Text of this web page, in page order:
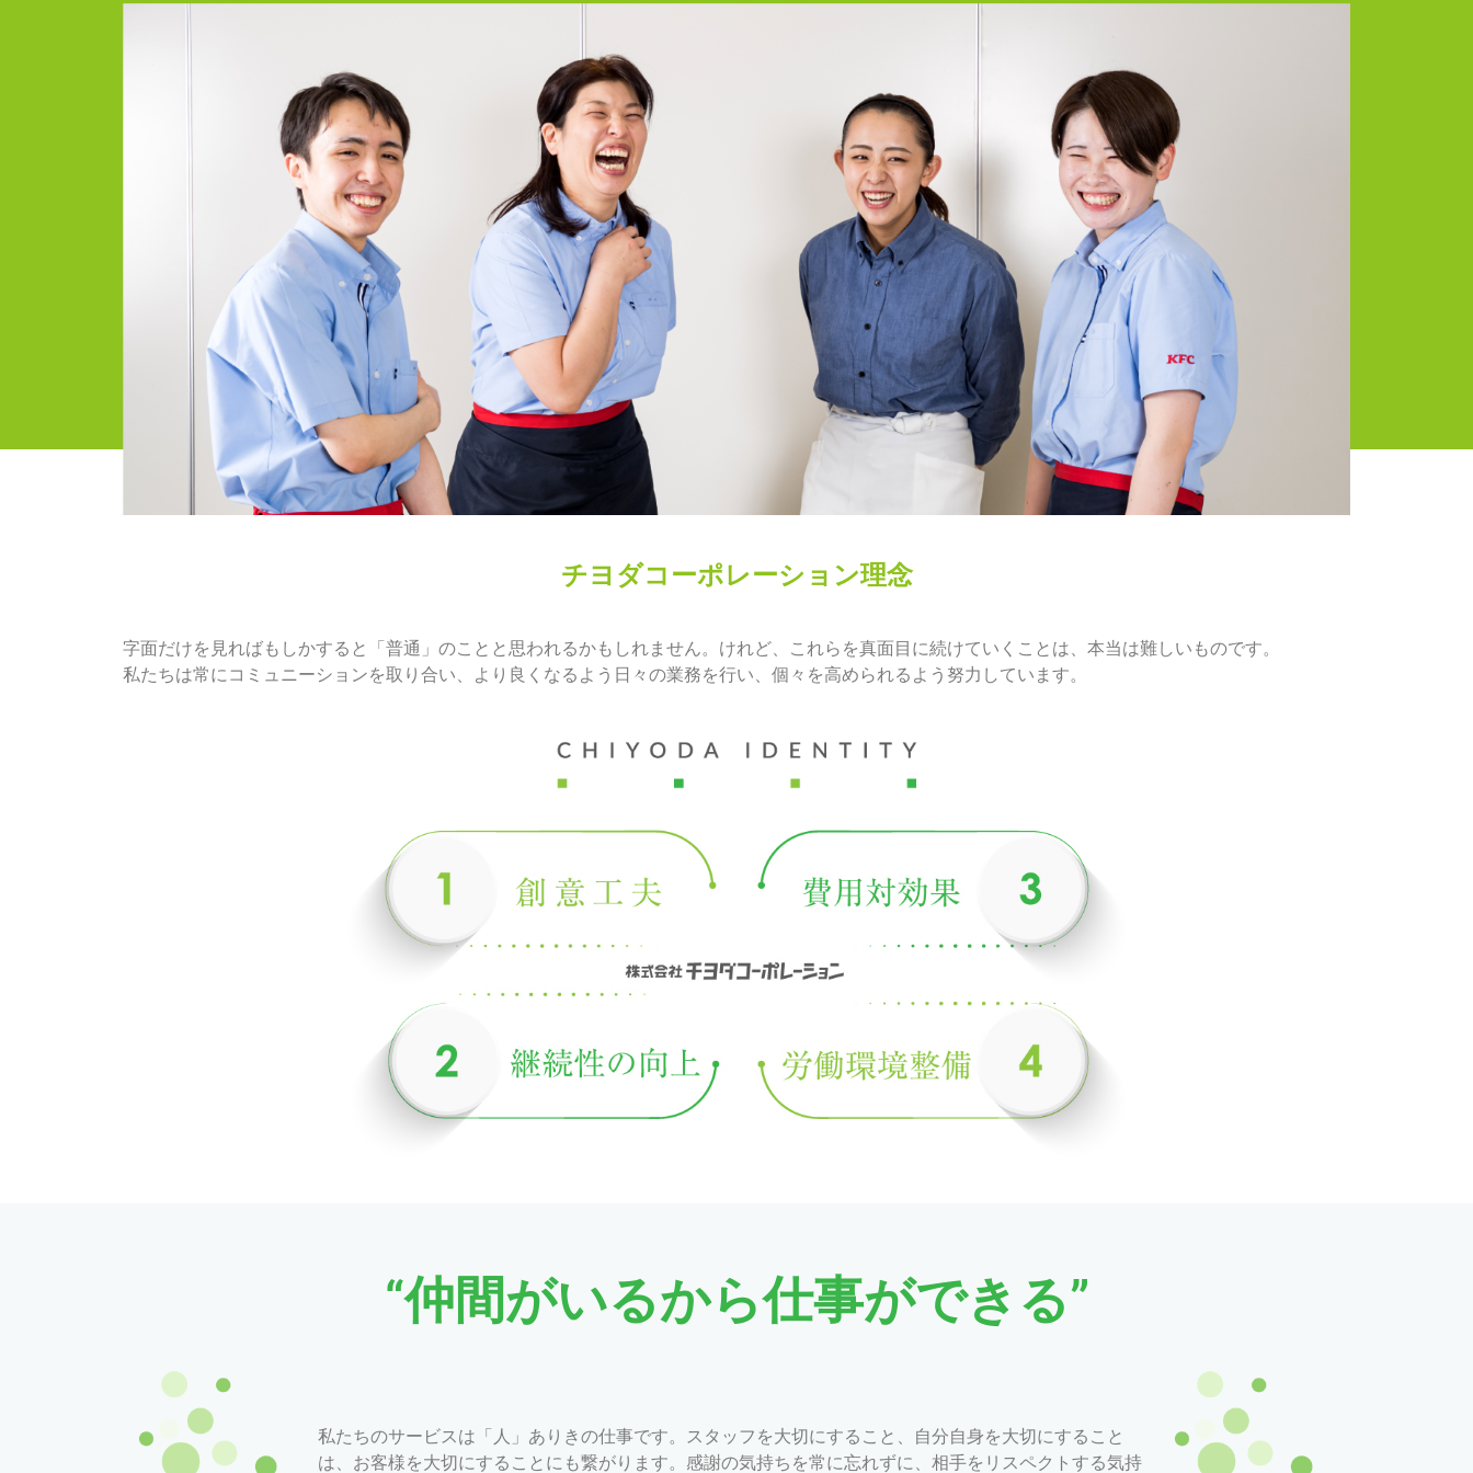
チヨダコーポレーション理念
字面だけを見ればもしかすると「普通」のことと思われるかもしれません。けれど、これらを真面目に続けていくことは、本当は難しいものです。
私たちは常にコミュニーションを取り合い、より良くなるよう日々の業務を行い、個々を高められるよう努力しています。
“仲間がいるから仕事ができる”
私たちのサービスは「人」ありきの仕事です。スタッフを大切にすること、自分自身を大切にすること
は、お客様を大切にすることにも繋がります。感謝の気持ちを常に忘れずに、相手をリスペクトする気持